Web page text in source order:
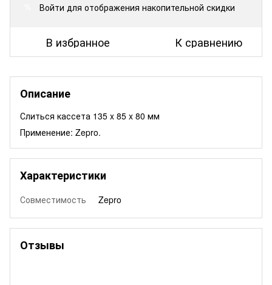
Войти для отображения накопительной скидки
В избранное К сравнению
Описание
Слиться кассета 135 x 85 x 80 мм
Применение: Zepro.
Характеристики
Совместимость Zepro
Отзывы